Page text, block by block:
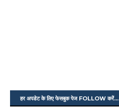
हर अपडेट के लिए फेसबुक पेज FOLLOW करें...